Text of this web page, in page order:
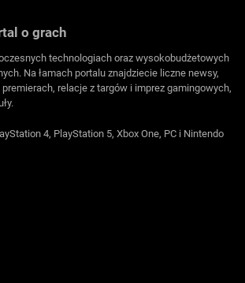
o grach
technologiach oraz wysokobudżetowych
Na łamach portalu znajdziecie liczne newsy,
relacje z targów i imprez gamingowych,
4, PlayStation 5, Xbox One, PC i Nintendo